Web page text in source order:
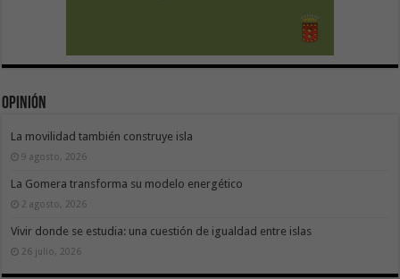
Opinión
La movilidad también construye isla
9 agosto, 2026
La Gomera transforma su modelo energético
2 agosto, 2026
Vivir donde se estudia: una cuestión de igualdad entre islas
26 julio, 2026